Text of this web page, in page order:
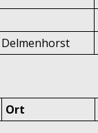
Delmenhorst
Ort